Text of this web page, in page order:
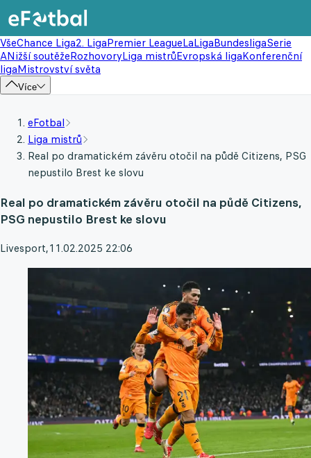
VšeChance Liga2. LigaPremier LeagueLaLigaBundesligaSerie
ANižší soutěžeRozhovoryLiga mistrůEvropská ligaKonferenční
ligaMistrovství světa
Více
eFotbal
Liga mistrů
Real po dramatickém závěru otočil na půdě Citizens, PSG
nepustilo Brest ke slovu
Real po dramatickém závěru otočil na půdě Citizens,
PSG nepustilo Brest ke slovu
Livesport,11.02.2025 22:06